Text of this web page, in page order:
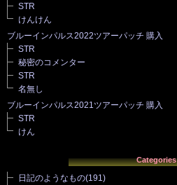
STR
けんけん
ブルーインパルス2022ツアーパッチ 購入
STR
秘密のコメンター
STR
名無し
ブルーインパルス2021ツアーパッチ 購入
STR
けん
Categories
日記のようなもの(191)